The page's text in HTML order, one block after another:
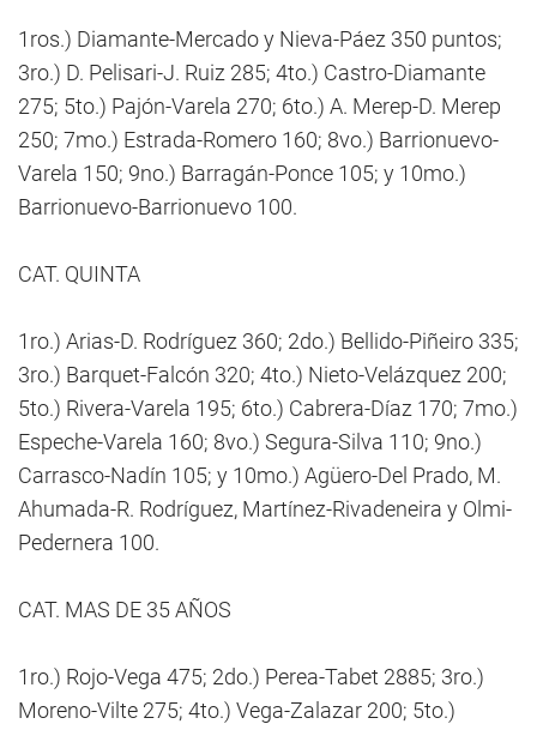
1ros.) Diamante-Mercado y Nieva-Páez 350 puntos;
3ro.) D. Pelisari-J. Ruiz 285; 4to.) Castro-Diamante
275; 5to.) Pajón-Varela 270; 6to.) A. Merep-D. Merep
250; 7mo.) Estrada-Romero 160; 8vo.) Barrionuevo-
Varela 150; 9no.) Barragán-Ponce 105; y 10mo.)
Barrionuevo-Barrionuevo 100.
CAT. QUINTA
1ro.) Arias-D. Rodríguez 360; 2do.) Bellido-Piñeiro 335;
3ro.) Barquet-Falcón 320; 4to.) Nieto-Velázquez 200;
5to.) Rivera-Varela 195; 6to.) Cabrera-Díaz 170; 7mo.)
Espeche-Varela 160; 8vo.) Segura-Silva 110; 9no.)
Carrasco-Nadín 105; y 10mo.) Agüero-Del Prado, M.
Ahumada-R. Rodríguez, Martínez-Rivadeneira y Olmi-
Pedernera 100.
CAT. MAS DE 35 AÑOS
1ro.) Rojo-Vega 475; 2do.) Perea-Tabet 2885; 3ro.)
Moreno-Vilte 275; 4to.) Vega-Zalazar 200; 5to.)